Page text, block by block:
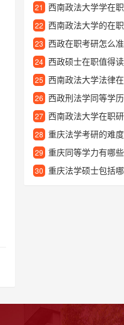
21 西南政法大学学在
22 西南政法大学的在
23 西政在职考研怎么准
24 西政硕士在职值得
25 西南政法大学法律
26 西政刑法学同等学历申硕全
27 西南政法大学在职
28 重庆法学考研的难度大
29 重庆同等学力有哪
30 重庆法学硕士包括